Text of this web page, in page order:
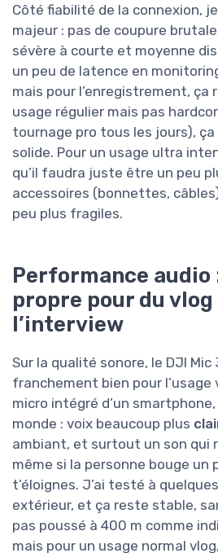
Côté fiabilité de la connexion, je
majeur : pas de coupure
sévère à courte et moyenne
un peu de latence en
mais pour l’enregistrement, ça
usage régulier mais pas
tournage pro tous les jours),
solide. Pour un usage ultra
qu’il faudra juste être un peu
accessoires (bonnettes,
peu plus fragiles.
Performance audio
propre pour du vlog
l’interview
Sur la qualité sonore, le DJI Mic
franchement bien pour l’usage
micro intégré d’un
monde : voix beaucoup plus
ambiant, et surtout un son qui
même si la personne bouge un
t’éloignes. J’ai testé à
extérieur, et ça reste stable,
pas poussé à 400 m comme
mais pour un usage normal